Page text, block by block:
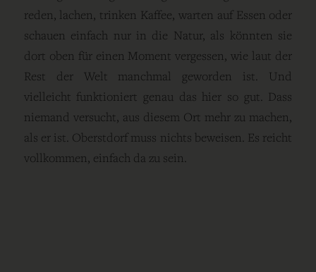
reden, lachen, trinken Kaffee, warten auf Essen oder
schauen einfach nur in die Natur, als könnten sie
dort oben für einen Moment vergessen, wie laut der
Rest der Welt manchmal geworden ist. Und
vielleicht funktioniert genau das hier so gut. Dass
niemand versucht, aus diesem Ort mehr zu machen,
als er ist. Oberstdorf muss nichts beweisen. Es reicht
vollkommen, einfach da zu sein.